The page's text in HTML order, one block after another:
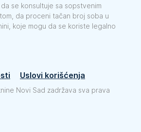
se konsultuje sa sopstvenim
da proceni tačan broj soba u
koje mogu da se koriste legalno
Uslovi korišćenja
Novi Sad zadržava sva prava